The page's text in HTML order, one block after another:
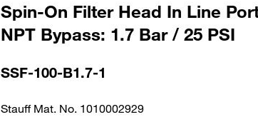
Spin-On Filter Head In Line
NPT Bypass: 1.7 Bar / 25 PSI
SSF-100-B1.7-1
Stauff Mat. No. 1010002929